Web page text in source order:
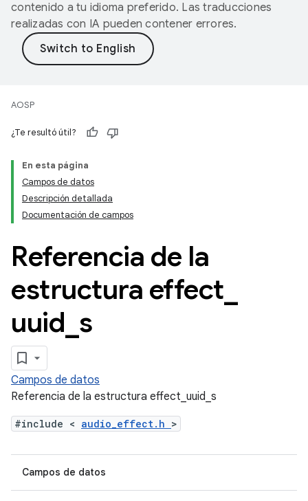
contenido a tu idioma preferido. Las traducciones
realizadas con IA pueden contener errores.
AOSP
¿Te resultó útil?
En esta página
Campos de datos
Descripción detallada
Documentación de campos
Referencia de la
estructura effect
uuid s
Campos de datos
Referencia de la estructura effect_uuid_s
#include < audio_effect.h >
Campos de datos